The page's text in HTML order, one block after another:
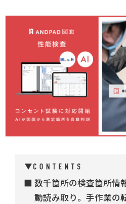
数千箇所の検査箇所情
動読み取り。手作業の